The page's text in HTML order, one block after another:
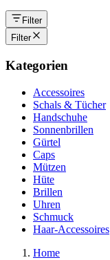
Filter
Filter
Kategorien
Accessoires
Schals & Tücher
Handschuhe
Sonnenbrillen
Gürtel
Caps
Mützen
Hüte
Brillen
Uhren
Schmuck
Haar-Accessoires
Home